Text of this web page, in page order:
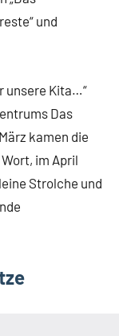
und
unsere Kita…“
Das
kamen die
im April
Strolche und